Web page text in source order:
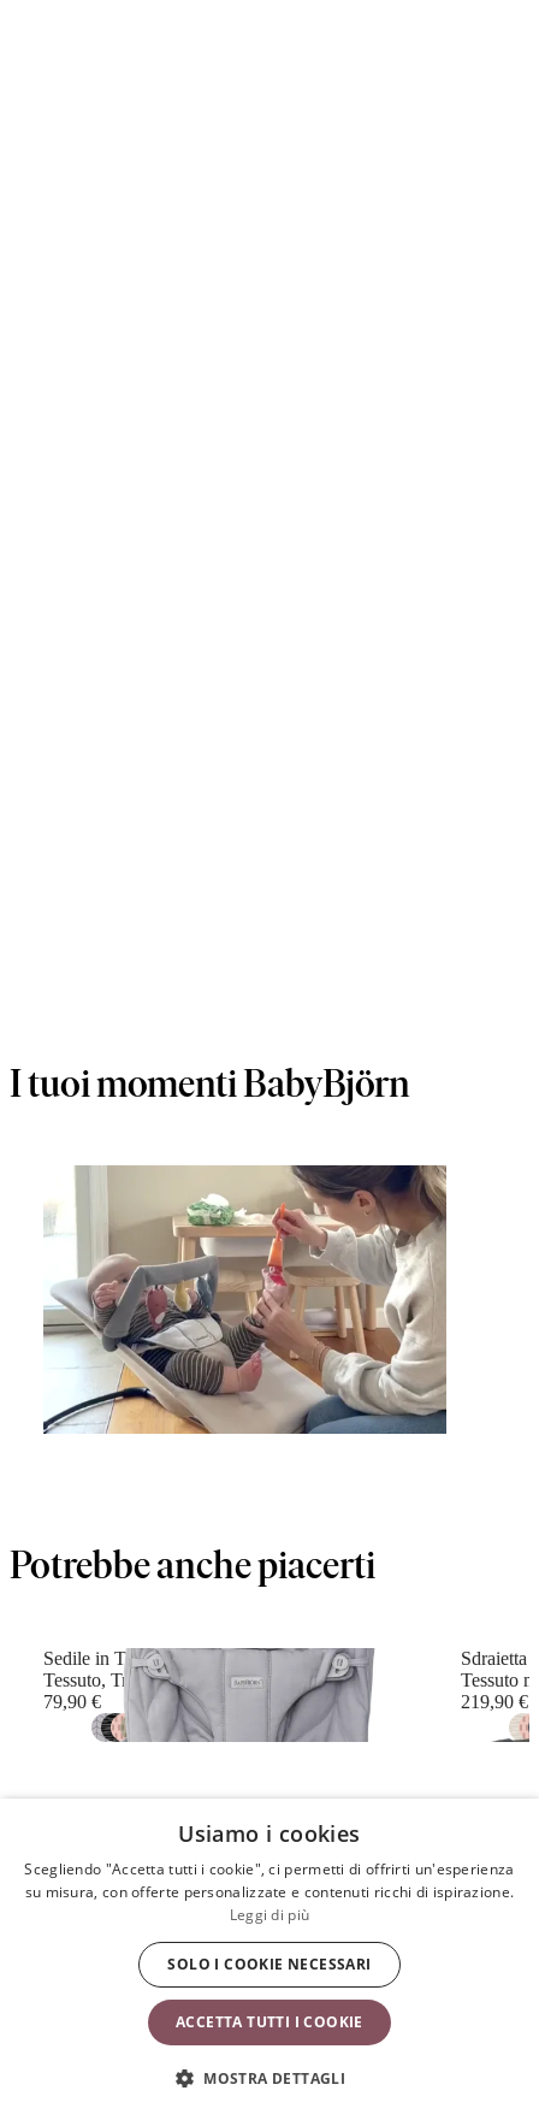
I tuoi momenti BabyBjörn
Potrebbe anche piacerti
Sedile in Tessuto per Sdraietta Bliss
Tessuto, Trapunto a petalo, Grigio chiaro
79,90 €
12
Sdraietta
Tessuto
219,90 €
Confronta le nostre sdraiette
tra le nostre sdraiette è il colore del telaio e il
materiale del sedile in tessuto in dotazione. Puoi acquistare un
sedile aggiuntivo in tessuto separatamente. I sedili sono adatti a
tutte le nostre sdraiette.
Usiamo i cookies
Scegliendo "Accetta tutti i cookie", ci permetti di offrirti un'esperienza
su misura, con offerte personalizzate e contenuti ricchi di ispirazione.
Leggi di più
ACCETTA TUTTI I COOKIE
SOLO I COOKIE NECESSARI
MOSTRA DETTAGLI